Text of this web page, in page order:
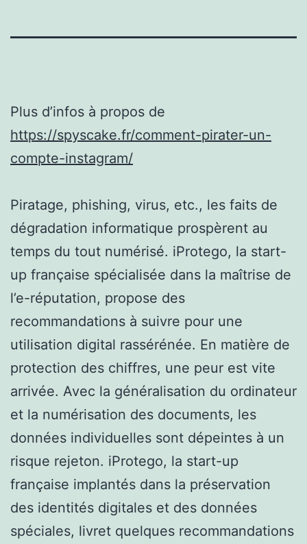
Plus d’infos à propos de
https://spyscake.fr/comment-pirater-un-
compte-instagram/
Piratage, phishing, virus, etc., les faits de
dégradation informatique prospèrent au
temps du tout numérisé. iProtego, la start-
up française spécialisée dans la maîtrise de
l’e-réputation, propose des
recommandations à suivre pour une
utilisation digital rassérénée. En matière de
protection des chiffres, une peur est vite
arrivée. Avec la généralisation du ordinateur
et la numérisation des documents, les
données individuelles sont dépeintes à un
risque rejeton. iProtego, la start-up
française implantés dans la préservation
des identités digitales et des données
spéciales, livret quelques recommandations